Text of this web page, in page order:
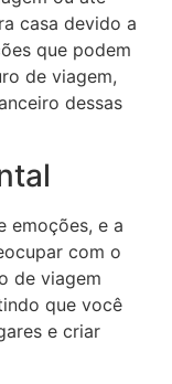
casa devido a
que podem
de viagem,
dessas
emoções, e a
com o
de viagem
que você
e criar